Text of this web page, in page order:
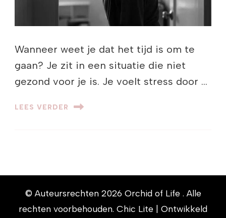
Wanneer weet je dat het tijd is om te
gaan? Je zit in een situatie die niet
gezond voor je is. Je voelt stress door …
LEES VERDER
© Auteursrechten 2026 Orchid of Life . Alle
rechten voorbehouden. Chic Lite | Ontwikkeld